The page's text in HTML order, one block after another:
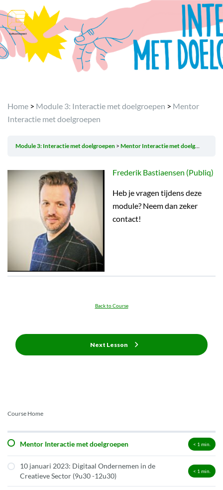
Home > Module 3: Interactie met doelgroepen > Mentor
Interactie met doelgroepen
Module 3: Interactie met doelgroepen Mentor Interactie met doelgroepen
Frederik Bastiaensen (Publiq)
Heb je vragen tijdens deze
module? Neem dan zeker
contact!
Back to Course
Next Lesson
Course Home
Mentor Interactie met doelgroepen < 1 min.
10 januari 2023: Digitaal Ondernemen in de
Creatieve Sector (9u30 -12u30)
< 1 min.